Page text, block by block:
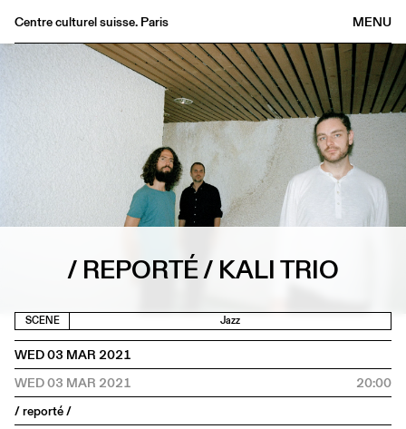
MENU
Centre culturel suisse. Paris
Archives
About
/ REPORTÉ / KALI TRIO
SCENE Jazz
WED 03 MAR 2021
WED 03 MAR 2021
20:00
/ reporté /